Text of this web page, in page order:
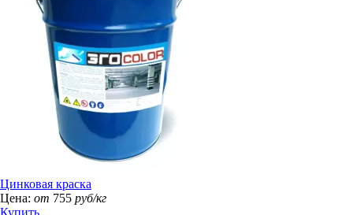
Цинковая краска
Цена: от 755 руб/кг
Купить